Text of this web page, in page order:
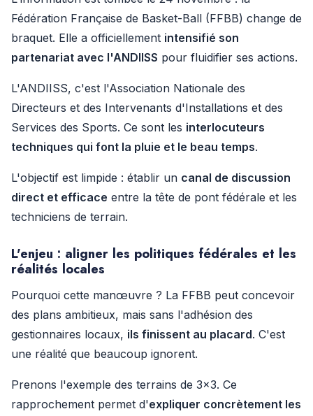
Fédération Française de Basket-Ball (FFBB) change de
braquet. Elle a officiellement intensifié son
partenariat avec l'ANDIISS pour fluidifier ses actions.
L'ANDIISS, c'est l'Association Nationale des
Directeurs et des Intervenants d'Installations et des
Services des Sports. Ce sont les interlocuteurs
techniques qui font la pluie et le beau temps.
L'objectif est limpide : établir un canal de discussion
direct et efficace entre la tête de pont fédérale et les
techniciens de terrain.
L'enjeu : aligner les politiques fédérales et les
réalités locales
Pourquoi cette manœuvre ? La FFBB peut concevoir
des plans ambitieux, mais sans l'adhésion des
gestionnaires locaux, ils finissent au placard. C'est
une réalité que beaucoup ignorent.
Prenons l'exemple des terrains de 3x3. Ce
rapprochement permet d'expliquer concrètement les